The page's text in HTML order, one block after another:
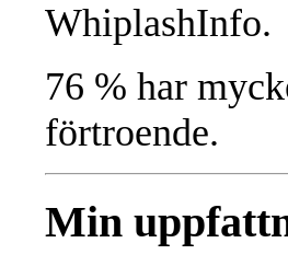
WhiplashInfo.
76 % har
förtroende.
Min